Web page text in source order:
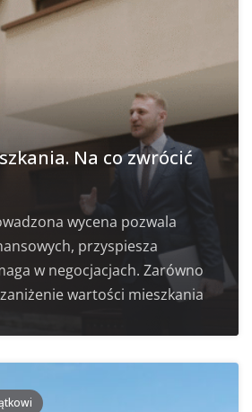
Na co zwrócić
wycena pozwala
przyspiesza
w negocjacjach. Zarówno
wartości mieszkania